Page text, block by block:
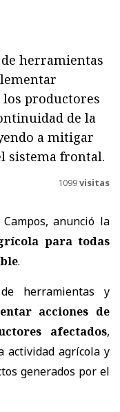
herramientas
los productores
de la
a mitigar
sistema frontal.
1099visitas
anunció la
para todas
.
herramientas y
acciones de
afectados,
actividad agrícola y
generados por el